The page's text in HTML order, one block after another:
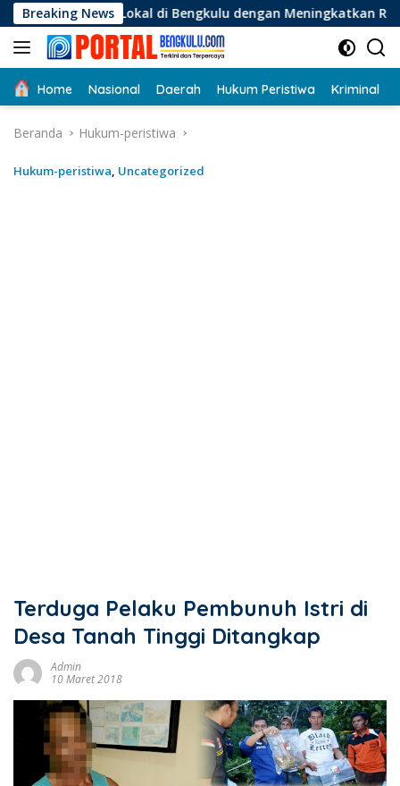
Langsung
ke
konten
Breaking News
di Bengkulu dengan Meningkatkan Ruang Publik dan
Home Nasional Daerah Hukum Peristiwa Kriminal
Beranda Hukum-peristiwa
Hukum-peristiwa, Uncategorized
Terduga Pelaku Pembunuh Istri di
Desa Tanah Tinggi Ditangkap
Admin
10 Maret 2018